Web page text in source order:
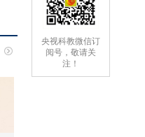
央视科教微信订
阅号，敬请关
注！